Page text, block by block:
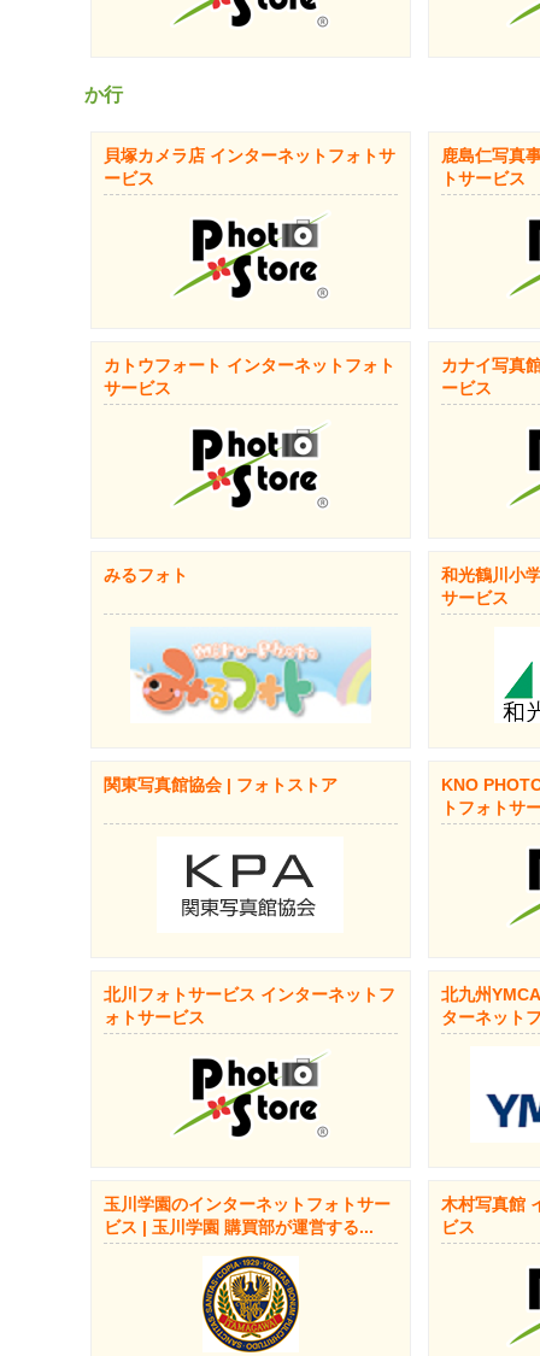
か行
貝塚カメラ店 インターネットフォトサ
ービス
鹿島仁写真
トサービス
カトウフォート インターネットフォト
サービス
カナイ写真
ービス
みるフォト
和光鶴川小
サービス
関東写真館協会 | フォトストア
KNO
トフォトサ
北川フォトサービス インターネットフ
ォトサービス
北九州
ターネット
玉川学園のインターネットフォトサー
ビス | 玉川学園 購買部が運営する...
木村写真館
ビス